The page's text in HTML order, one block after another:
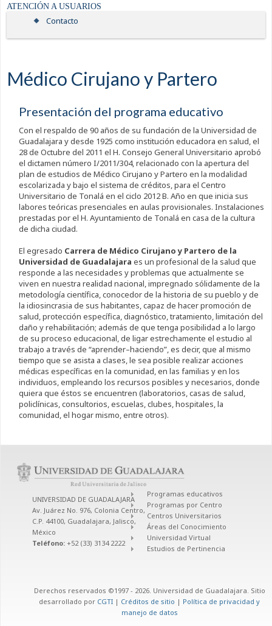
ATENCIÓN A USUARIOS
Contacto
Médico Cirujano y Partero
Presentación del programa educativo
Con el respaldo de 90 años de su fundación de la Universidad de
Guadalajara y desde 1925 como institución educadora en salud, el
28 de Octubre del 2011 el H. Consejo General Universitario aprobó
el dictamen número I/2011/304, relacionado con la apertura del
plan de estudios de Médico Cirujano y Partero en la modalidad
escolarizada y bajo el sistema de créditos, para el Centro
Universitario de Tonalá en el ciclo 2012 B. Año en que inicia sus
labores teóricas presenciales en aulas provisionales. Instalaciones
prestadas por el H. Ayuntamiento de Tonalá en casa de la cultura
de dicha ciudad.
El egresado Carrera de Médico Cirujano y Partero de la
Universidad de Guadalajara es un profesional de la salud que
responde a las necesidades y problemas que actualmente se
viven en nuestra realidad nacional, impregnado sólidamente de la
metodología científica, conocedor de la historia de su pueblo y de
la idiosincrasia de sus habitantes, capaz de hacer promoción de
salud, protección específica, diagnóstico, tratamiento, limitación del
daño y rehabilitación; además de que tenga posibilidad a lo largo
de su proceso educacional, de ligar estrechamente el estudio al
trabajo a través de “aprender–haciendo”, es decir, que al mismo
tiempo que se asista a clases, le sea posible realizar acciones
médicas específicas en la comunidad, en las familias y en los
individuos, empleando los recursos posibles y necesarios, donde
quiera que éstos se encuentren (laboratorios, casas de salud,
policlínicas, consultorios, escuelas, clubes, hospitales, la
comunidad, el hogar mismo, entre otros).
UNIVERSIDAD DE GUADALAJARA
Av. Juárez No. 976, Colonia Centro,
C.P. 44100, Guadalajara, Jalisco,
México
Teléfono: +52 (33) 3134 2222
Programas educativos
Programas por Centro
Centros Universitarios
Áreas del Conocimiento
Universidad Virtual
Estudios de Pertinencia
Derechos reservados ©1997 - 2026. Universidad de Guadalajara. Sitio
desarrollado por CGTI | Créditos de sitio | Política de privacidad y
manejo de datos